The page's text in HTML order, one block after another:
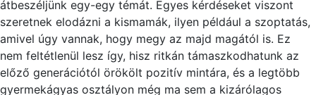
átbeszéljünk egy-egy témát. Egyes kérdéseket viszont
szeretnek elodázni a kismamák, ilyen például a szoptatás,
amivel úgy vannak, hogy megy az majd magától is. Ez
nem feltétlenül lesz így, hisz ritkán támaszkodhatunk az
előző generációtól örökölt pozitív mintára, és a legtöbb
gyermekágyas osztályon még ma sem a kizárólagos